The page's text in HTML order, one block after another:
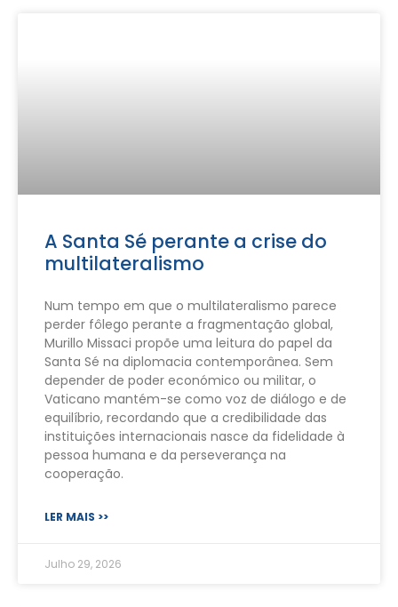
A Santa Sé perante a crise do
multilateralismo
Num tempo em que o multilateralismo parece
perder fôlego perante a fragmentação global,
Murillo Missaci propõe uma leitura do papel da
Santa Sé na diplomacia contemporânea. Sem
depender de poder económico ou militar, o
Vaticano mantém-se como voz de diálogo e de
equilíbrio, recordando que a credibilidade das
instituições internacionais nasce da fidelidade à
pessoa humana e da perseverança na
cooperação.
LER MAIS >>
Julho 29, 2026